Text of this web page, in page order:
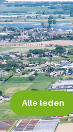
Alle leden